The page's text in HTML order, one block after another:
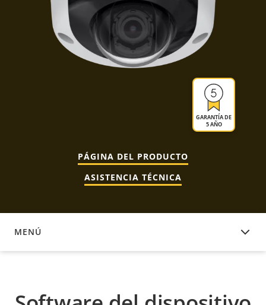
GARANTÍA DE
5 AÑO
PÁGINA DEL PRODUCTO
ASISTENCIA TÉCNICA
MENÚ
SOFTWARE DEL DISPOSITIVO